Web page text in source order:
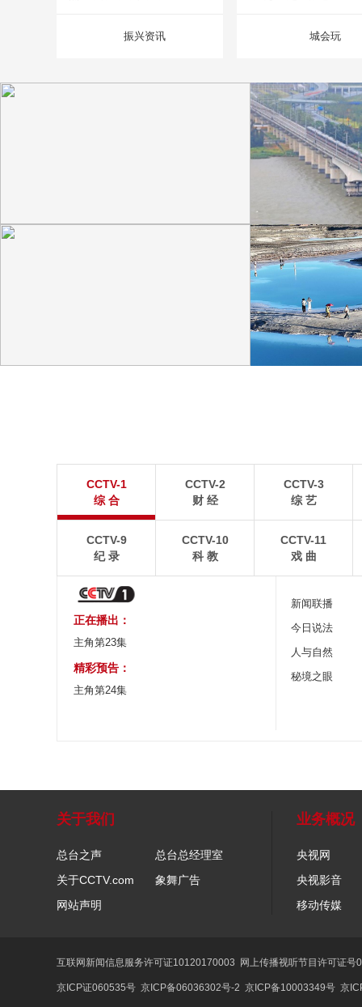
振兴资讯 城会玩
杭台高铁温玉段
8月7日，贵州省毕节市大方县奢香古镇梯田音乐会在
宛如“大地指纹”般的环形梯田上演。
青海海西蒙古族藏族
CCTV-1
综 合
CCTV-2
财 经
CCTV-3
综 艺
CCTV-9
纪 录
CCTV-10
科 教
CCTV-11
戏 曲
正在播出：
主角第23集
精彩预告：
主角第24集
新闻联播
今日说法
人与自然
秘境之眼
关于我们
总台之声
总台总经理室
关于CCTV.com
象舞广告
网站声明
业务概况
央视网
央视影音
移动传媒
互联网新闻信息服务许可证10120170003 网上传播视听节目许可证
京ICP证060535号 京ICP备06036302号-2 京ICP备10003349号 京